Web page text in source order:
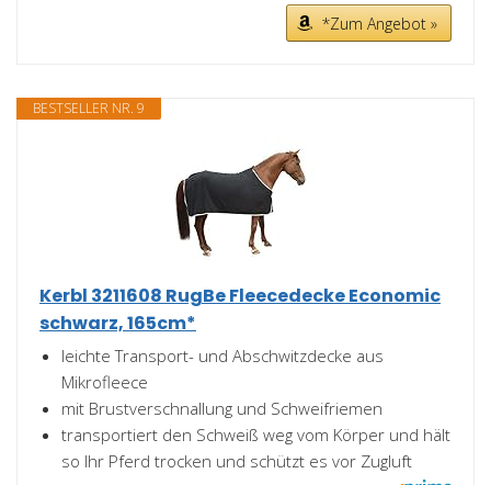
*Zum Angebot »
BESTSELLER NR. 9
Kerbl 3211608 RugBe Fleecedecke Economic
schwarz, 165cm*
leichte Transport- und Abschwitzdecke aus
Mikrofleece
mit Brustverschnallung und Schweifriemen
transportiert den Schweiß weg vom Körper und hält
so Ihr Pferd trocken und schützt es vor Zugluft